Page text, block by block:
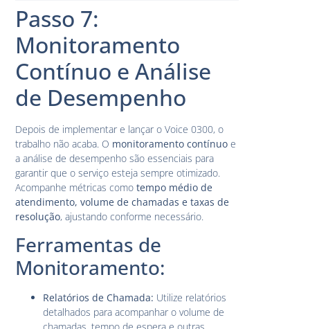
Passo 7:
Monitoramento
Contínuo e Análise
de Desempenho
Depois de implementar e lançar o Voice 0300, o
trabalho não acaba. O monitoramento contínuo e
a análise de desempenho são essenciais para
garantir que o serviço esteja sempre otimizado.
Acompanhe métricas comotempo médio de
atendimento, volume de chamadas e taxas de
resolução, ajustando conforme necessário.
Ferramentas de
Monitoramento:
Relatórios de Chamada: Utilize relatórios
detalhados para acompanhar o volume de